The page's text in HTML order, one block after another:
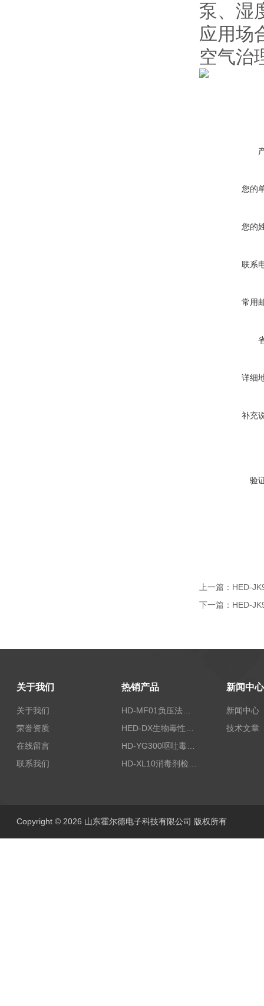
泵、湿
应用场
空气治
您的
您的
联系
常用
详细
补充
验
上一篇： HED-
下一篇： HED-
关于我们
关于我们
荣誉资质
在线留言
联系我们
热销产品
HD-MF01负压法密封性测试仪
新闻中心
新闻中心
技术文章
Copyright © 2026 山东霍尔德电子科技有限公司 版权所有